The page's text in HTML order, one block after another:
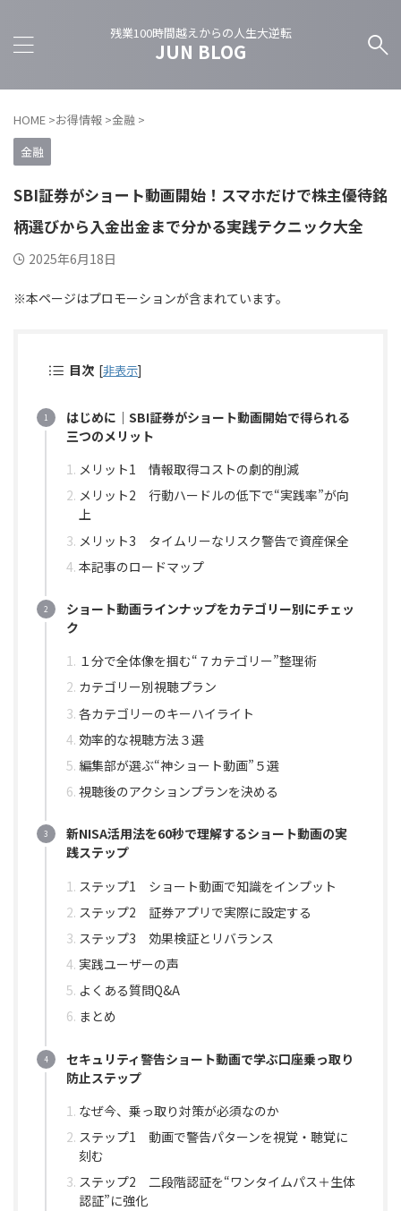
残業100時間越えからの人生大逆転
JUN BLOG
HOME >お得情報 >金融 >
金融
SBI証券がショート動画開始！スマホだけで株主優待銘
柄選びから入金出金まで分かる実践テクニック大全
2025年6月18日
※本ページはプロモーションが含まれています。
目次 [非表示]
はじめに｜SBI証券がショート動画開始で得られる
三つのメリット
メリット1 情報取得コストの劇的削減
メリット2 行動ハードルの低下で“実践率”が向
上
メリット3 タイムリーなリスク警告で資産保全
本記事のロードマップ
ショート動画ラインナップをカテゴリー別にチェッ
ク
１分で全体像を掴む“７カテゴリー”整理術
カテゴリー別視聴プラン
各カテゴリーのキーハイライト
効率的な視聴方法３選
編集部が選ぶ“神ショート動画”５選
視聴後のアクションプランを決める
新NISA活用法を60秒で理解するショート動画の実
践ステップ
ステップ1 ショート動画で知識をインプット
ステップ2 証券アプリで実際に設定する
ステップ3 効果検証とリバランス
実践ユーザーの声
よくある質問Q&A
まとめ
セキュリティ警告ショート動画で学ぶ口座乗っ取り
防止ステップ
なぜ今、乗っ取り対策が必須なのか
ステップ1 動画で警告パターンを視覚・聴覚に
刻む
ステップ2 二段階認証を“ワンタイムパス＋生体
認証”に強化